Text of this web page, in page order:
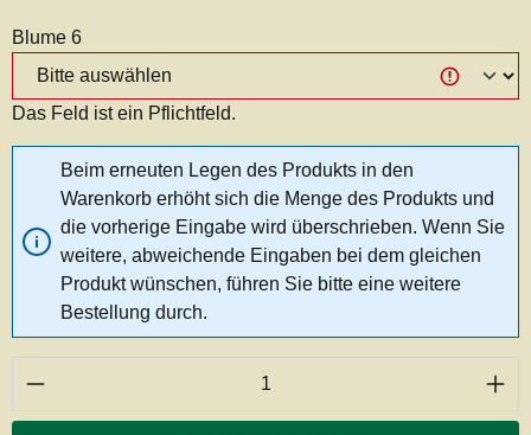
Blume 6
Das Feld ist ein Pflichtfeld.
Beim erneuten Legen des Produkts in den
Warenkorb erhöht sich die Menge des Produkts und
die vorherige Eingabe wird überschrieben. Wenn Sie
weitere, abweichende Eingaben bei dem gleichen
Produkt wünschen, führen Sie bitte eine weitere
Bestellung durch.
Produkt Anzahl: Gib den gewünschten